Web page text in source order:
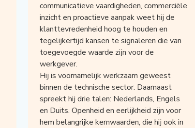
communicatieve vaardigheden, commerciële
inzicht en proactieve aanpak weet hij de
klanttevredenheid hoog te houden en
tegelijkertijd kansen te signaleren die van
toegevoegde waarde zijn voor de
werkgever.
Hij is voornamelijk werkzaam geweest
binnen de technische sector. Daarnaast
spreekt hij drie talen: Nederlands, Engels
en Duits. Openheid en eerlijkheid zijn voor
hem belangrijke kernwaarden, die hij ook in